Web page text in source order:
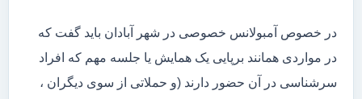
در خصوص آمبولانس خصوصی در شهر آبادان باید گفت که
در مواردی همانند برپایی یک همایش یا جلسه مهم که افراد
سرشناسی در آن حضور دارند (و حملاتی از سوی دیگران ،